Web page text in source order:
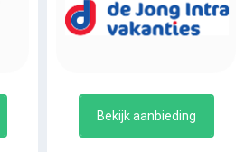
Bekijk aanbieding